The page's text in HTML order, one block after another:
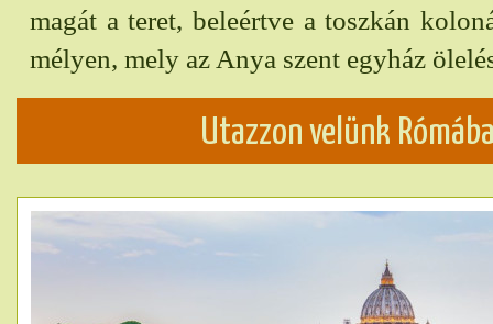
magát a teret, beleértve a toszkán
mélyen, mely az Anya szent egyház
Utazzon velünk